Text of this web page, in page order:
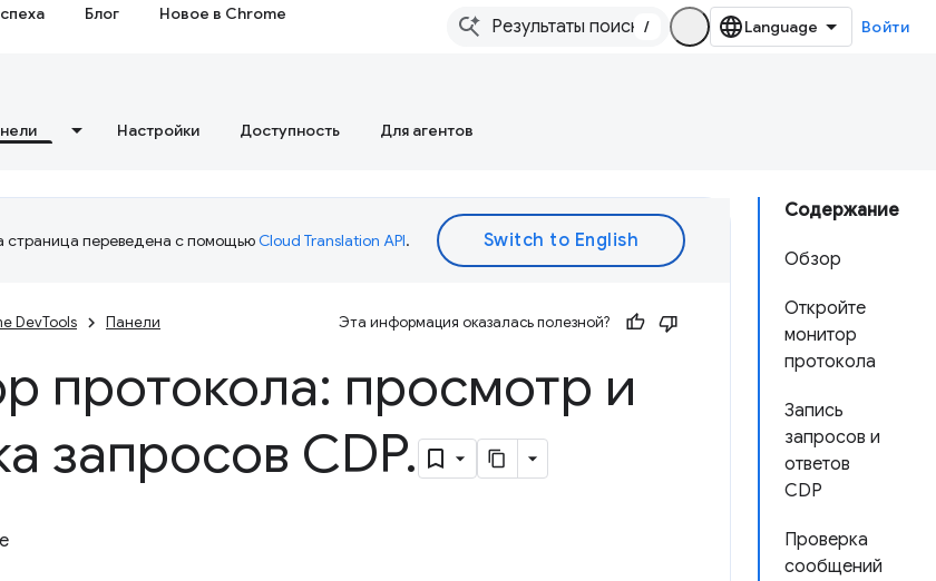
Блог Новое в Chrome
/ Войти
Настройки Доступность Для агентов
Содержание
Обзор
Откройте
монитор
протокола
Запись
запросов и
ответов
CDP
Проверка
сообщений
страница переведена с помощьюCloud Translation API.
DevTools Панели Эта информация оказалась полезной?
протокола: просмотр и
запросов CDP.